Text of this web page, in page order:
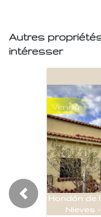
Autres
intéresser
Hondón de
Nieves
Vendu
Previous